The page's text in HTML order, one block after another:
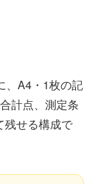
、A4・1枚の記
計点、測定条
残せる構成で